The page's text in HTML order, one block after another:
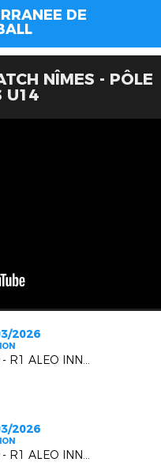
DE
NÎMES - PÔLE
U14
2026
Highlights J19 - R1 ALEO INNOVATION | Six Fours Le Brusc VS RC Pays de Grasse 2
2026
Highlights J19 - R1 ALEO INNOVATION | Luynes S VS US Carqueiranne Crau